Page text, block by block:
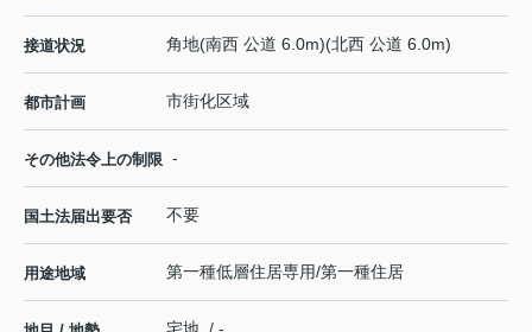
接道状況 角地(南西 公道 6.0m)(北西 公道 6.0m)
都市計画 市街化区域
その他法令上の制限 -
国土法届出要否 不要
用途地域 第一種低層住居専用/第一種住居